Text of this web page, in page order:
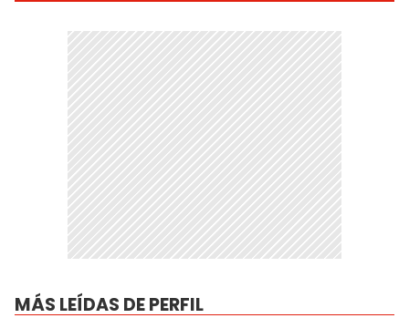
MÁS LEÍDAS DE PERFIL